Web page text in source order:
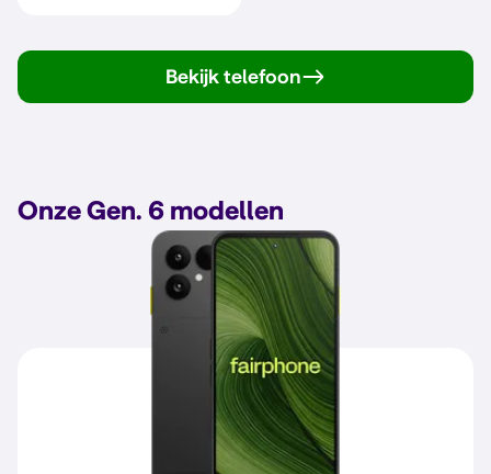
Bekijk telefoon
Onze Gen. 6 modellen